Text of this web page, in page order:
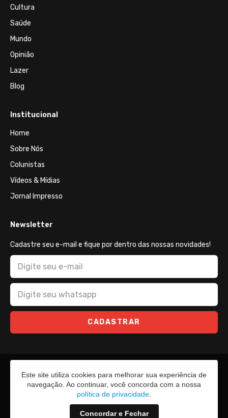
Cultura
Saúde
Mundo
Opinião
Lazer
Blog
Institucional
Home
Sobre Nós
Colunistas
Vídeos & Mídias
Jornal Impresso
Newsletter
Cadastre seu e-mail e fique por dentro das nossas novidades!
CADASTRAR
Este site utiliza cookies para melhorar sua experiência de
navegação. Ao continuar, você concorda com a nossa
política de privacidade
Concordar e Fechar